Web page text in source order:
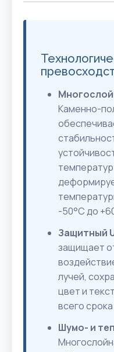
Каменно-
-50°C до
Защитный
защищает
лучей,
цвет и
всего
Шумо- и